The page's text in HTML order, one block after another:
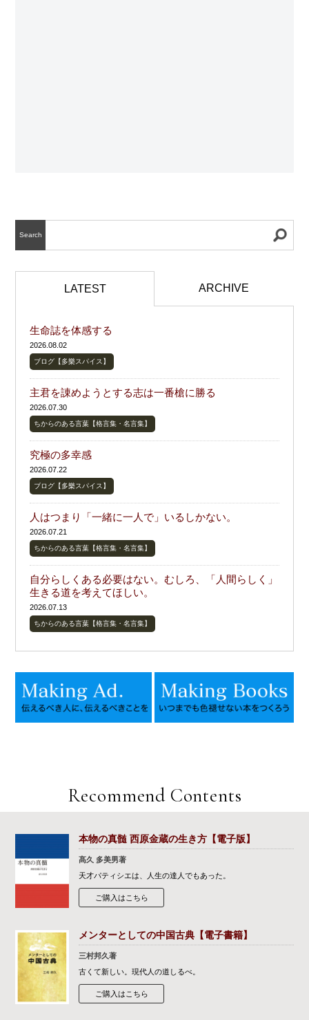
Search
LATEST ARCHIVE
生命誌を体感する
2026.08.02
ブログ【多樂スパイス】
主君を諌めようとする志は一番槍に勝る
2026.07.30
ちからのある言葉【格言集・名言集】
究極の多幸感
2026.07.22
ブログ【多樂スパイス】
人はつまり「一緒に一人で」いるしかない。
2026.07.21
ちからのある言葉【格言集・名言集】
自分らしくある必要はない。むしろ、「人間らしく」
生きる道を考えてほしい。
2026.07.13
ちからのある言葉【格言集・名言集】
Recommend Contents
本物の真髄 西原金蔵の生き方【電子版】
髙久 多美男著
天才パティシエは、人生の達人でもあった。
ご購入はこちら
メンターとしての中国古典【電子書籍】
三村邦久著
古くて新しい。現代人の道しるべ。
ご購入はこちら